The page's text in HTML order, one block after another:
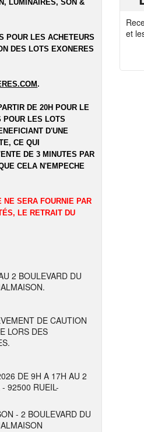
LUMINAIRES, SON &
POUR LES ACHETEURS
DES LOTS EXONERES
.
DE 20H POUR LE
POUR LES LOTS
D'UNE
CE QUI
DE 3 MINUTES PAR
CELA N'EMPECHE
NE SERA FOURNIE PAR
LE RETRAIT DU
2 BOULEVARD DU
DE CAUTION
LORS DES
DE 9H A 17H AU 2
92500 RUEIL-
- 2 BOULEVARD DU
et